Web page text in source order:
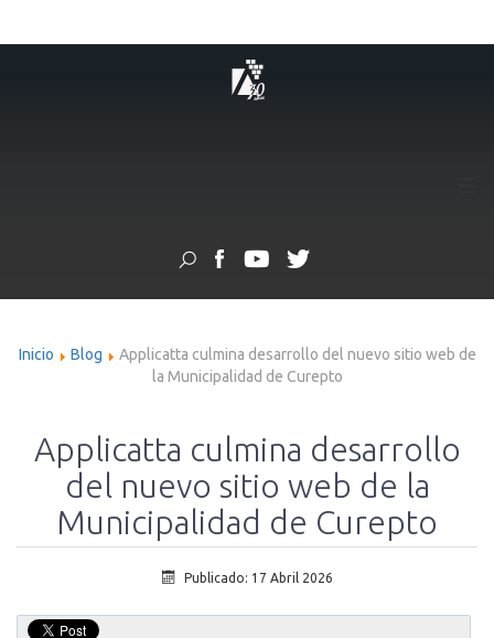
Inicio Blog
Applicatta culmina desarrollo del nuevo sitio web de
la Municipalidad de Curepto
Applicatta culmina desarrollo
del nuevo sitio web de la
Municipalidad de Curepto
Publicado: 17 Abril 2026